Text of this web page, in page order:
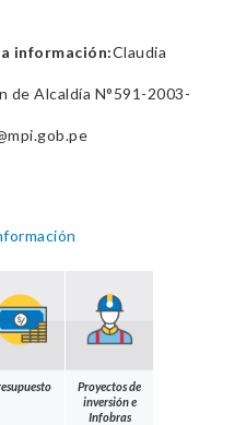
información:Claudia
de Alcaldía N°591-2003-
Proyectos de
inversión e
Infobras